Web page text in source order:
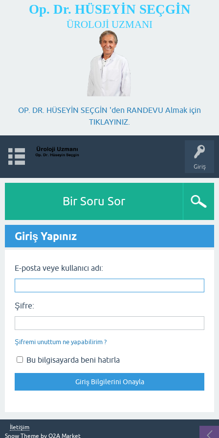
Op. Dr. HÜSEYİN SEÇGİN
ÜROLOJİ UZMANI
OP. DR. HÜSEYİN SEÇGİN 'den RANDEVU Almak için
TIKLAYINIZ.
Giriş
Bir Soru Sor
Giriş Yapınız
E-posta veye kullanıcı adı:
Şifre:
Şifremi unuttum ne yapabilirim ?
Bu bilgisayarda beni hatırla
İletişim
Snow Theme by Q2A Market